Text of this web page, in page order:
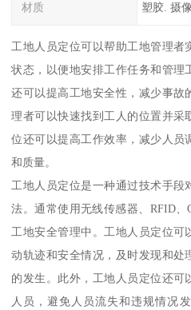
材质 塑胶. 摄
工地人员定位可以帮助工地管理者
状态，以便地安排工作任务和管理
还可以提高工地安全性，减少事故
理者可以快速找到工人的位置并采
位还可以提高工作效率，减少人员
和质量。
工地人员定位是一种通过技术手段
法。通常使用无线传感器、RFID
工地安全管理中。工地人员定位可
动轨迹和安全情况，及时发现和处
的发生。此外，工地人员定位还可
人员，避免人员流失和违规情况